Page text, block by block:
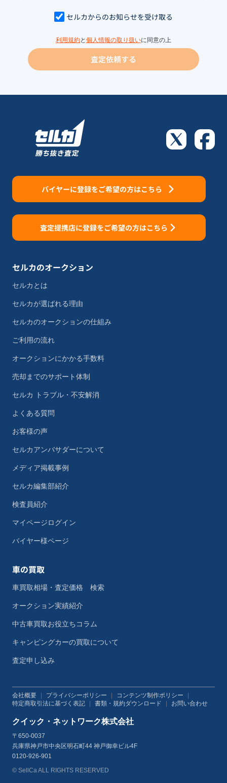
セルカからのお知らせを受け取る
利用規約と 個人情報の取り扱いに同意の上
査定依頼する
バイヤーに登録をご希望の方はこちら
査定提携店に登録をご希望の方はこちら
セルカのオークション
セルカとは
セルカが選ばれる理由
セルカのオークションの仕組み
ご利用の流れ
オークションにかかる手数料
売却までのサポート体制
セルカ トラブル・不安解消
よくある質問
お客様の声
セルカアンバサダーについて
メディア掲載事例
セルカ編集部紹介
検査員紹介
マイページログイン
バイヤー様ページ
車の買取
車買取相場・査定価格 検索
オークション実績紹介
中古車買取お役立ちコラム
キャンピングカーの買取について
査定申し込み
会社概要 プライバシーポリシー コンテンツ制作ポリシー
特定商取引法に基づく表記
書類・規約ダウンロード お問い合わせ
クイック・ネットワーク株式会社
〒650-0037
兵庫県神戸市中央区明石町44 神戸御幸ビル4F
0120-926-901
© SellCa ALL RIGHTS RESERVED